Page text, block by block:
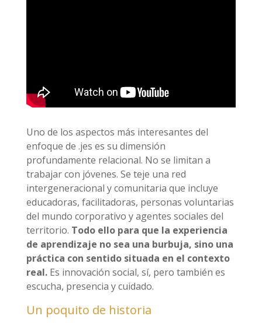
Uno de los aspectos más interesantes del
enfoque de .jes es su dimensión
profundamente relacional. No se limitan a
trabajar con jóvenes. Se teje una red
intergeneracional y comunitaria que incluye
educadoras, facilitadoras, personas voluntarias
del mundo corporativo y agentes sociales del
territorio. Todo ello para que la experiencia
de aprendizaje no sea una burbuja, sino una
práctica con sentido situada en el contexto
real.Es innovación social, sí, pero también es
escucha, presencia y cuidado.
Un poquito de historia